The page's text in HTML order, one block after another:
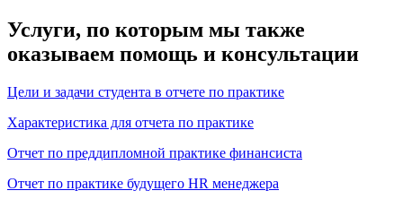
Услуги, по которым мы также
оказываем помощь и консультации
Цели и задачи студента в отчете по практике
Характеристика для отчета по практике
Отчет по преддипломной практике финансиста
Отчет по практике будущего HR менеджера